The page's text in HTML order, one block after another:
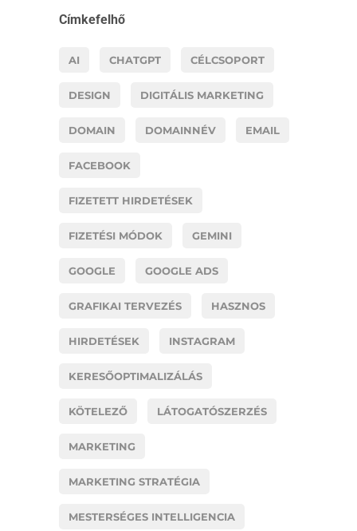
Címkefelhő
AI CHATGPT CÉLCSOPORT
DESIGN DIGITÁLIS MARKETING
DOMAIN DOMAINNÉV EMAIL
FACEBOOK
FIZETETT HIRDETÉSEK
FIZETÉSI MÓDOK GEMINI
GOOGLE GOOGLE ADS
GRAFIKAI TERVEZÉS HASZNOS
HIRDETÉSEK INSTAGRAM
KERESŐOPTIMALIZÁLÁS
KÖTELEZŐ LÁTOGATÓSZERZÉS
MARKETING
MARKETING STRATÉGIA
MESTERSÉGES INTELLIGENCIA